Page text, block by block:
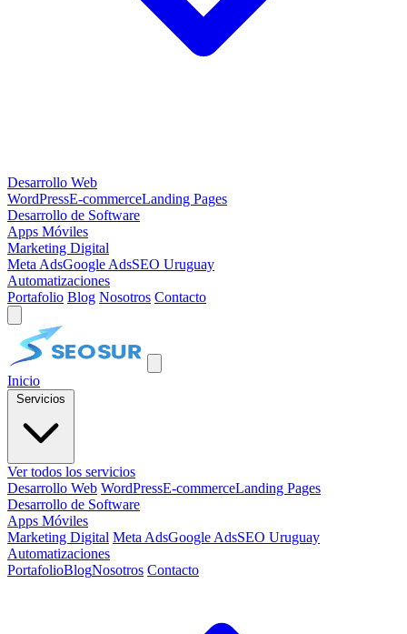
Desarrollo Web
WordPressE-commerceLanding Pages
Desarrollo de Software
Apps Móviles
Marketing Digital
Meta AdsGoogle AdsSEO Uruguay
Automatizaciones
Portafolio Blog Nosotros Contacto
Inicio
Ver todos los servicios
Desarrollo Web WordPressE-commerceLanding Pages
Desarrollo de Software
Apps Móviles
Marketing Digital Meta AdsGoogle AdsSEO Uruguay
Automatizaciones
PortafolioBlogNosotros Contacto